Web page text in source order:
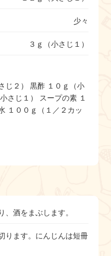
少々
３ｇ（小さじ１）
じ２） 黒酢 １０ｇ（小
さじ１） スープの素 １
１００ｇ（１／２カッ
、酒をまぶします。
ります。にんじんは短冊